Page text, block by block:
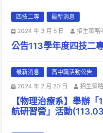
四技二專
最新消息
2024 年 3 月 5 日
招生策略
公告113學年度四技二
最新消息
高中職活動公告
2024 年 2 月 20 日
招生策
【物理治療系】舉辦
航研習營」活動